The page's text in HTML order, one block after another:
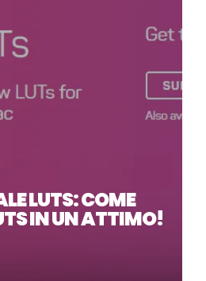
LUTS: COME
IN UN ATTIMO!